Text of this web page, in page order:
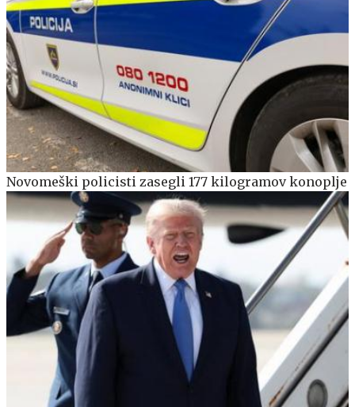
Novomeški policisti zasegli 177 kilogramov konoplje